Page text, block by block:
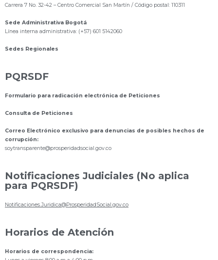
Carrera 7 No. 32-42 – Centro Comercial San Martín / Código postal: 110311
Sede Administrativa Bogotá
Línea interna administrativa: (+57) 601 5142060
Sedes Regionales
PQRSDF
Formulario para radicación electrónica de Peticiones
Consulta de Peticiones
Correo Electrónico exclusivo para denuncias de posibles hechos de
corrupción:
soytransparente@prosperidadsocial.gov.co
Notificaciones Judiciales (No aplica
para PQRSDF)
Notificaciones.Juridica@ProsperidadSocial.gov.co
Horarios de Atención
Horarios de correspondencia: